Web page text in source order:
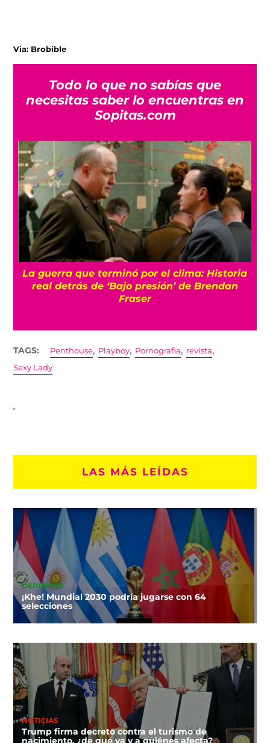
Via: Brobible
Todo lo que no sabías que
necesitas saber lo encuentras en
Sopitas.com
La guerra que terminó por el clima: Historia
real detrás de ‘Bajo presión’ de Brendan
Fraser
TAGS: Penthouse, Playboy, Pornografia, revista,
Sexy Lady
LAS MÁS LEÍDAS
DEPORTES
¡Khe! Mundial 2030 podría jugarse con 64
selecciones
NOTICIAS
Trump firma decreto contra el turismo de
nacimiento, ¿de qué va y a quiénes afecta?